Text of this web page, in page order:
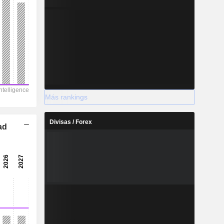
Más rankings
Divisas / Forex